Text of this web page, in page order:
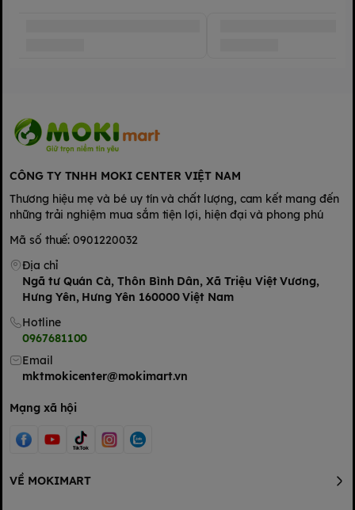
Cách sử dụng:
Thương hiệu:Vinamilk
: 80ml
Hạn sử dụng:
Bảo quản:Bảo quản nơi khô ráo, thoáng mát, tránh ánh nắng
CÔNG TY TNHH MOKI CENTER VIỆT NAM
Thương hiệu mẹ và bé uy tín và chất lượng, cam kết mang đến
những trải nghiệm mua sắm tiện lợi, hiện đại và phong phú
Mã số thuế: 0901220032
Địa chỉ
Ngã tư Quán Cà, Thôn Bình Dân, Xã Triệu Việt Vương,
Hưng Yên, Hưng Yên 160000 Việt Nam
Hotline
0967681100
Email
mktmokicenter@mokimart.vn
Mạng xã hội
VỀ MOKIMART